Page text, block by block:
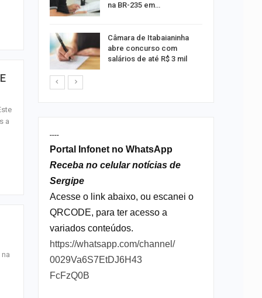
a
na BR-235 em…
Câmara de Itabaianinha
abre concurso com
salários de até R$ 3 mil
----
Portal Infonet no WhatsApp
Receba no celular notícias de
Sergipe
Acesse o link abaixo, ou escanei o
QRCODE, para ter acesso a
variados conteúdos.
https://whatsapp.com/channel/
0029Va6S7EtDJ6H43
FcFzQ0B